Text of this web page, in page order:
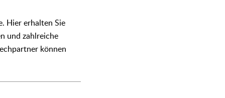
Hier erhalten Sie
und zahlreiche
können